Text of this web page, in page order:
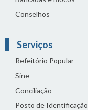
Conselhos
Serviços
Refeitório Popular
Sine
Conciliação
Posto de Identificação